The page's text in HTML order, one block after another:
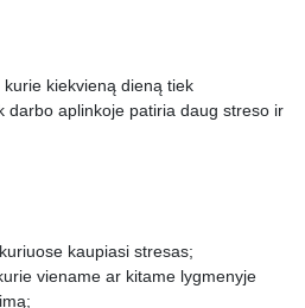
kiekvieną dieną tiek
darbo aplinkoje patiria daug streso ir
kaupiasi stresas;
viename ar kitame lygmenyje